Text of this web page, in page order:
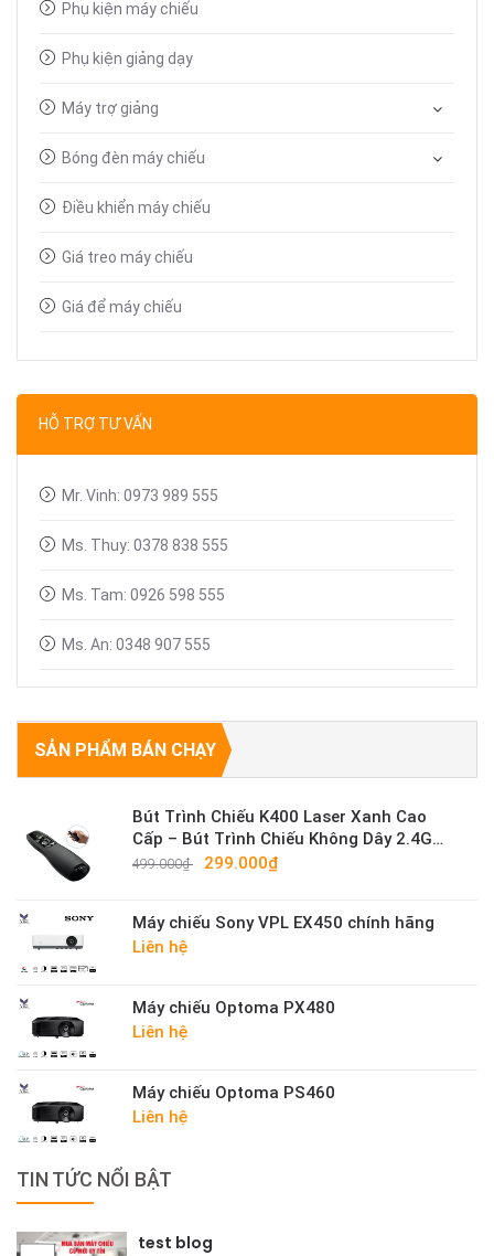
Phụ kiện máy chiếu
Phụ kiện giảng dạy
Máy trợ giảng
Bóng đèn máy chiếu
Điều khiển máy chiếu
Giá treo máy chiếu
Giá để máy chiếu
Bút trình chiếu
Linh kiện máy chiếu
HỖ TRỢ TƯ VẤN
Mr. Vinh: 0973 989 555
Ms. Thuy: 0378 838 555
Ms. Tam: 0926 598 555
Ms. An: 0348 907 555
SẢN PHẨM BÁN CHẠY
Bút Trình Chiếu K400 Laser Xanh Cao
Cấp – Bút Trình Chiếu Không Dây 2.4G
Sáng Mạnh
499.000₫ 299.000₫
Máy chiếu Sony VPL EX450 chính hãng
Liên hệ
Máy chiếu Optoma PX480
Liên hệ
Máy chiếu Optoma PS460
Liên hệ
TIN TỨC NỔI BẬT
test blog